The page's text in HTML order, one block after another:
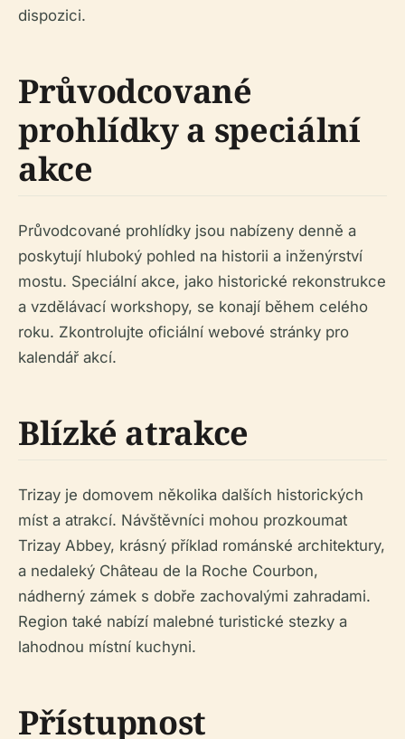
dispozici.
Průvodcované
prohlídky a speciální
akce
Průvodcované prohlídky jsou nabízeny denně a
poskytují hluboký pohled na historii a inženýrství
mostu. Speciální akce, jako historické rekonstrukce
a vzdělávací workshopy, se konají během celého
roku. Zkontrolujte oficiální webové stránky pro
kalendář akcí.
Blízké atrakce
Trizay je domovem několika dalších historických
míst a atrakcí. Návštěvníci mohou prozkoumat
Trizay Abbey, krásný příklad románské architektury,
a nedaleký Château de la Roche Courbon,
nádherný zámek s dobře zachovalými zahradami.
Region také nabízí malebné turistické stezky a
lahodnou místní kuchyni.
Přístupnost